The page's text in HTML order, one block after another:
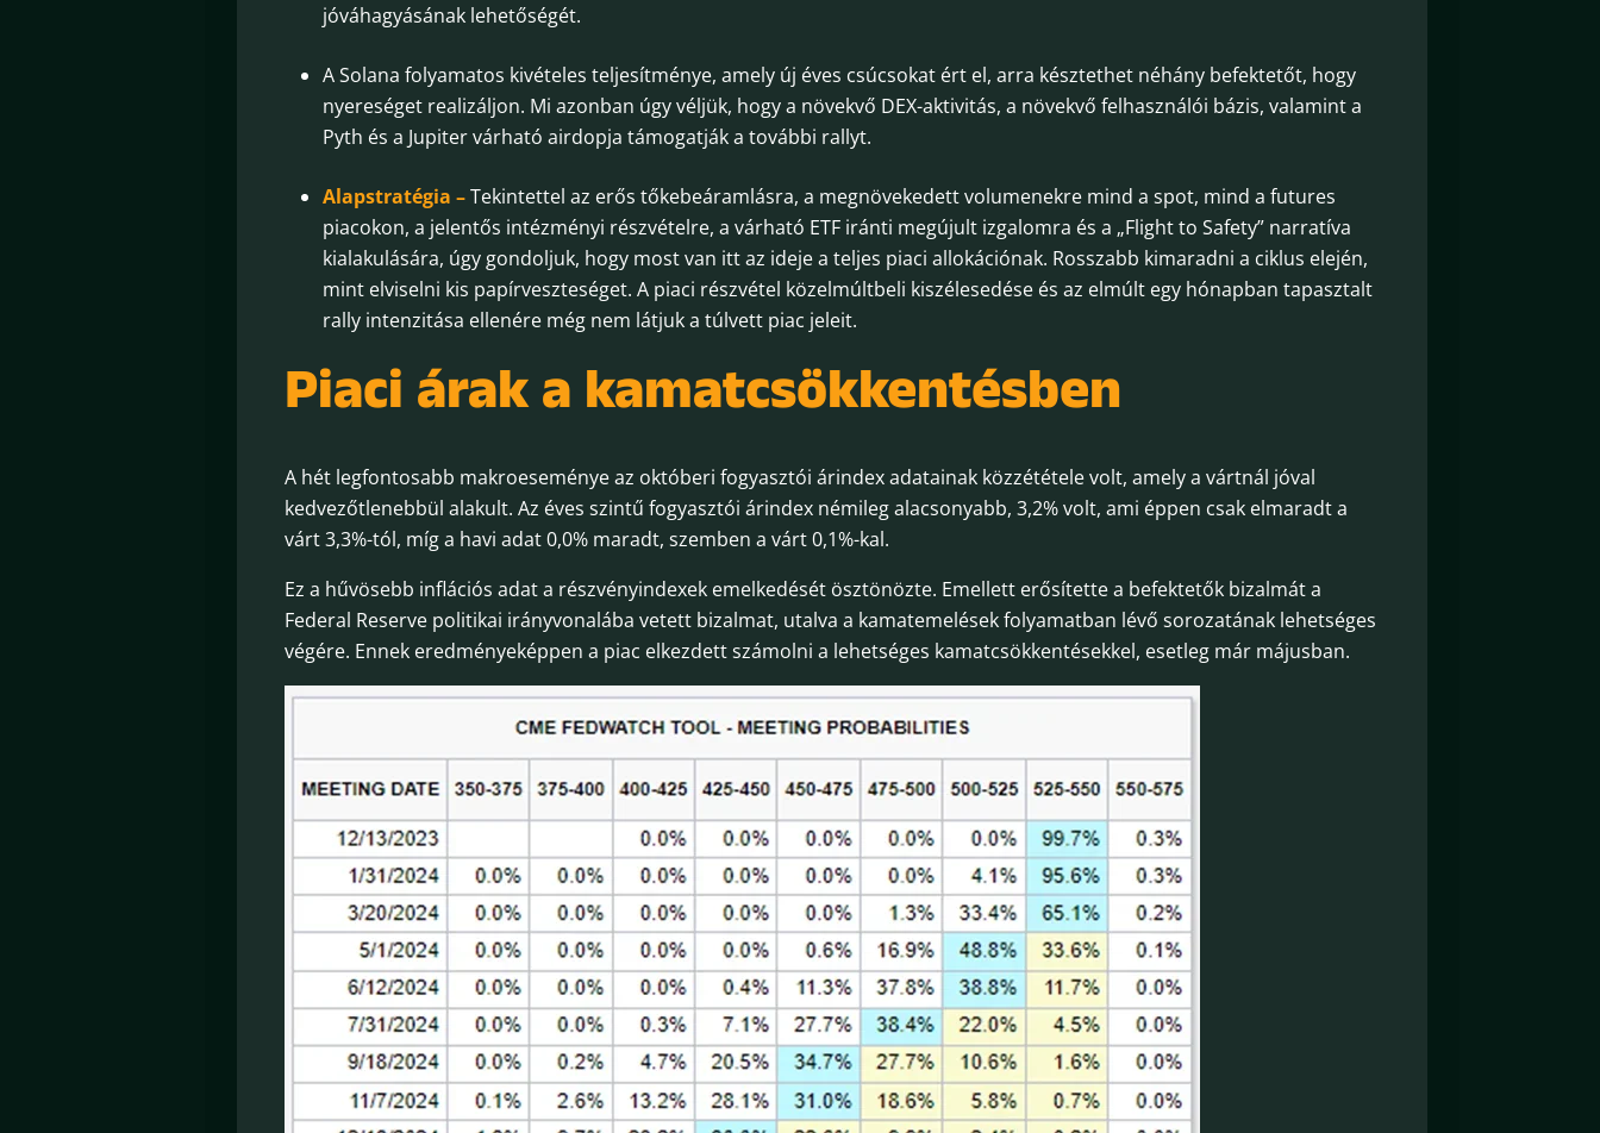
jóváhagyásának lehetőségét.
A Solana folyamatos kivételes teljesítménye, amely új éves csúcsokat ért el, arra késztethet néhány befektetőt, hogy
nyereséget realizáljon. Mi azonban úgy véljük, hogy a növekvő DEX-aktivitás, a növekvő felhasználói bázis, valamint a
Pyth és a Jupiter várható airdopja támogatják a további rallyt.
Alapstratégia –Tekintettel az erős tőkebeáramlásra, a megnövekedett volumenekre mind a spot, mind a futures
piacokon, a jelentős intézményi részvételre, a várható ETF iránti megújult izgalomra és a „Flight to Safety” narratíva
kialakulására, úgy gondoljuk, hogy most van itt az ideje a teljes piaci allokációnak. Rosszabb kimaradni a ciklus elején,
mint elviselni kis papírveszteséget. A piaci részvétel közelmúltbeli kiszélesedése és az elmúlt egy hónapban tapasztalt
rally intenzitása ellenére még nem látjuk a túlvett piac jeleit.
Piaci árak a kamatcsökkentésben
A hét legfontosabb makroeseménye az októberi fogyasztói árindex adatainak közzététele volt, amely a vártnál jóval
kedvezőtlenebbül alakult. Az éves szintű fogyasztói árindex némileg alacsonyabb, 3,2% volt, ami éppen csak elmaradt a
várt 3,3%-tól, míg a havi adat 0,0% maradt, szemben a várt 0,1%-kal.
Ez a hűvösebb inflációs adat a részvényindexek emelkedését ösztönözte. Emellett erősítette a befektetők bizalmát a
Federal Reserve politikai irányvonalába vetett bizalmat, utalva a kamatemelések folyamatban lévő sorozatának lehetséges
végére. Ennek eredményeképpen a piac elkezdett számolni a lehetséges kamatcsökkentésekkel, esetleg már májusban.